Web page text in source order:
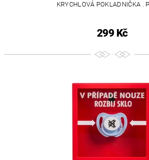
KRYCHLOVÁ POKLADNIČKA .
299 Kč